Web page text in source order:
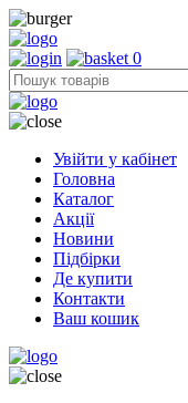
0
Увійти у кабінет
Головна
Каталог
Акції
Новини
Підбірки
Де купити
Контакти
Ваш кошик